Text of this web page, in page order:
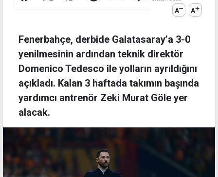
A A
Fenerbahçe, derbide Galatasaray’a 3-0
yenilmesinin ardından teknik direktör
Domenico Tedesco ile yolların ayrıldığını
açıkladı. Kalan 3 haftada takımın başında
yardımcı antrenör Zeki Murat Göle yer
alacak.